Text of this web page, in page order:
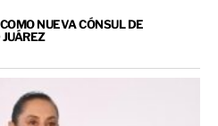
NUEVA CÓNSUL DE